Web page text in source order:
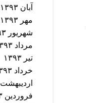
آبان ۱۳۹۳
مهر ۱۳۹۳
شهریور ۱۳۹۳
مرداد ۱۳۹۳
تیر ۱۳۹۳
خرداد ۱۳۹۳
اردیبهشت ۱۳۹۳
فروردین ۱۳۹۳